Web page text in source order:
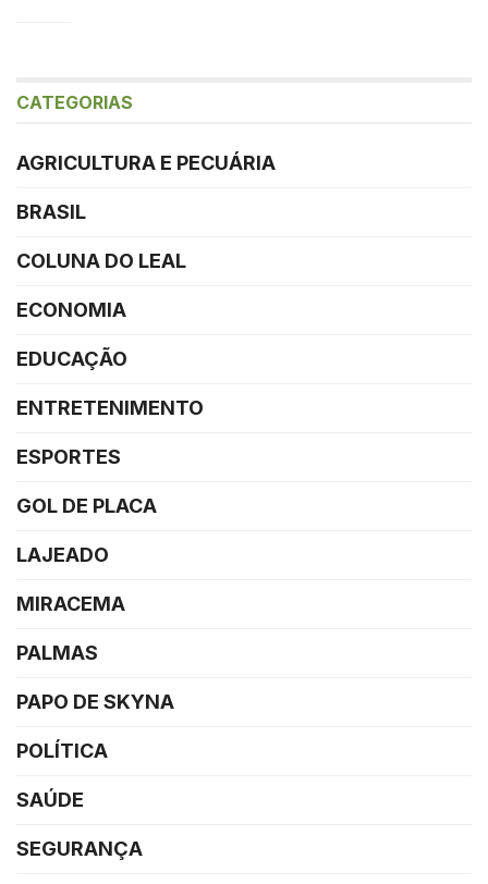
CATEGORIAS
AGRICULTURA E PECUÁRIA
BRASIL
COLUNA DO LEAL
ECONOMIA
EDUCAÇÃO
ENTRETENIMENTO
ESPORTES
GOL DE PLACA
LAJEADO
MIRACEMA
PALMAS
PAPO DE SKYNA
POLÍTICA
SAÚDE
SEGURANÇA